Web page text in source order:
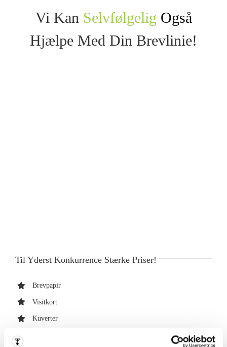
Vi Kan Selvfølgelig Også
Hjælpe Med Din Brevlinie!
Til Yderst Konkurrence Stærke Priser!
Brevpapir
Visitkort
Kuverter